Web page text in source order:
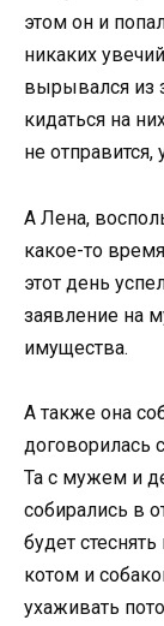
этом он и
никаких
вырывался из
кидаться на
не
А Лена,
какое-то
этот день
заявление на
имущества.
А также она
договорилась
Та с мужем и
собирались в
будет
котом и
ухаживать